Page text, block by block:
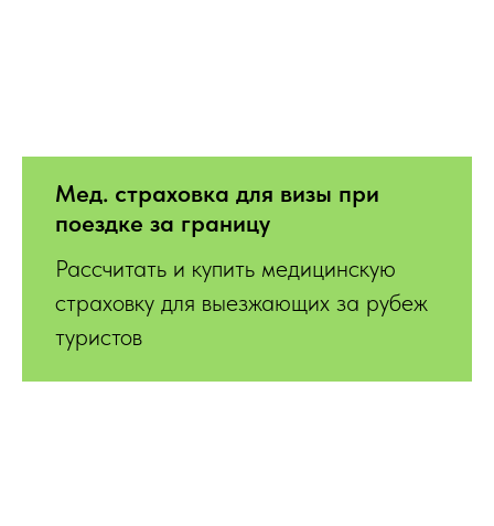
Мед. страховка для визы при
поездке за границу
Рассчитать и купить медицинскую
страховку для выезжающих за рубеж
туристов